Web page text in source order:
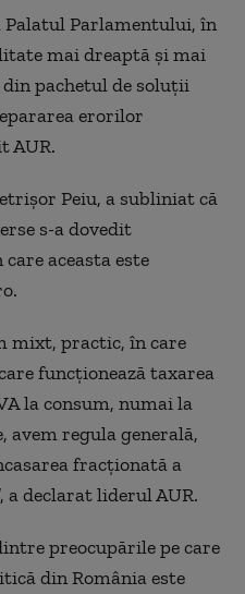
Parlamentului, în
mai dreaptă şi mai
din pachetul de soluţii
erorilor
AUR.
Peiu, a subliniat că
s-a dovedit
aceasta este
mixt, practic, în care
funcţionează taxarea
la consum, numai la
avem regula generală,
fracţionată a
a declarat liderul AUR.
preocupările pe care
din România este